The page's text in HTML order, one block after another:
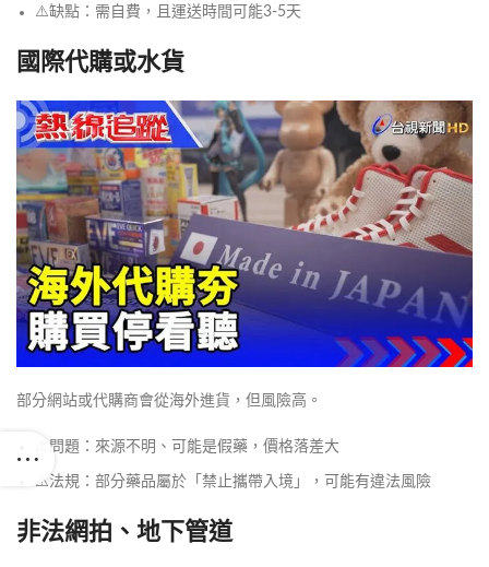
⚠️缺點：需自費，且運送時間可能3-5天
國際代購或水貨
部分網站或代購商會從海外進貨，但風險高。
⚠️問題：來源不明、可能是假藥，價格落差大
⚠️法規：部分藥品屬於「禁止攜帶入境」，可能有違法風險
非法網拍、地下管道